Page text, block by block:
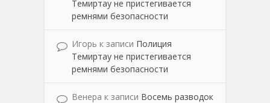
Темиртау не пристегивается
ремнями безопасности
Игорь к записи Полиция
Темиртау не пристегивается
ремнями безопасности
Венера к записи Восемь разводок